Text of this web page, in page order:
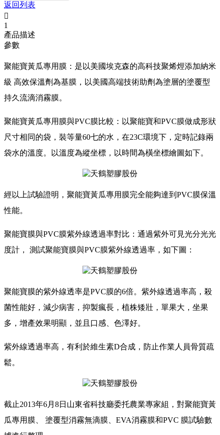
返回列表

1
產品描述
參數
聚能寶黃瓜專用膜：是以美國埃克森的高科技聚烯烴添加納米
級 高效保溫劑為基膜，以美國高端技術助劑為塗層的塗覆型
持久流滴消霧膜。
聚能寶黃瓜專用膜與PVC膜比較：以聚能寶和PVC膜做成形狀
尺寸相同的袋，裝等量60七的水，在23C環境下，定時記錄兩
袋水的溫度。以溫度為縱坐標，以時間為橫坐標繪圖如下。
經以上試驗證明，聚能寶黃瓜專用膜完全能夠達到PVC膜保溫
性能。
聚能寶膜與PVC膜紫外線透過率對比：通過紫外可見光分光光
度計， 測試聚能寶膜與PVC膜紫外線透過率，如下圖：
聚能寶膜的紫外線透率是PVC膜的6倍。紫外線透過率高，殺
菌性能好，減少病害，抑製瘋長，植株矮壯，單果大，坐果
多，增產效果明顯，並且口感、色澤好。
紫外線透過率高，有利於維生素D合成，防止作業人員骨質疏
鬆。
截止2013年6月8日山東省科技廳委托農業專家組，對聚能寶黃
瓜專用膜、 塗覆型消霧無滴膜、EVA消霧膜和PVC 膜試驗數